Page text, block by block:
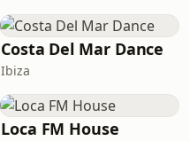
Costa Del Mar Dance
Ibiza
Loca FM House